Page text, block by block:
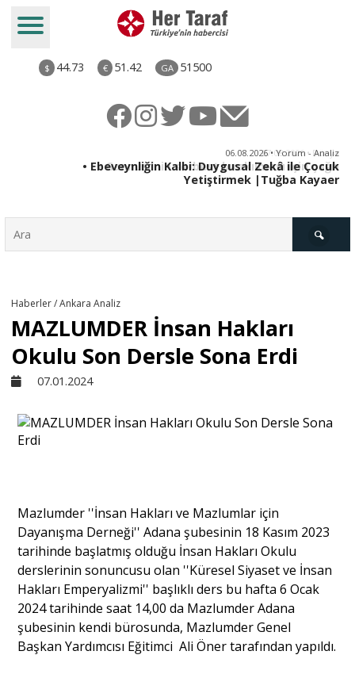
$ 44.73 € 51.42 GA 51500
06.08.2026 • Yorum - Analiz
• Ebeveynliğin Kalbi: Duygusal Zekâ ile Çocuk
Yetiştirmek |Tuğba Kayaer
Derkenar
Dünya
Yorum - Analiz
Söyleşi
Haberler / Ankara Analiz
MAZLUMDER İnsan Hakları
Okulu Son Dersle Sona Erdi
07.01.2024
Mazlumder ''İnsan Hakları ve Mazlumlar için
Dayanışma Derneği'' Adana şubesinin 18 Kasım 2023
tarihinde başlatmış olduğu İnsan Hakları Okulu
derslerinin sonuncusu olan ''Küresel Siyaset ve İnsan
Hakları Emperyalizmi'' başlıklı ders bu hafta 6 Ocak
2024 tarihinde saat 14,00 da Mazlumder Adana
şubesinin kendi bürosunda, Mazlumder Genel
Başkan Yardımcısı Eğitimci Ali Öner tarafından yapıldı.